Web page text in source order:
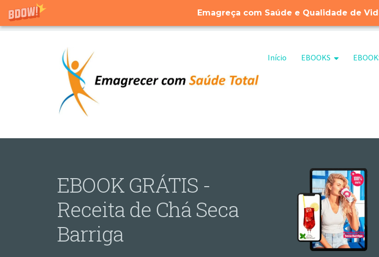
Emagreça com Saúde e Qualidade de
Pular para o conteúdo
Início EBOOKS
EBOOK GRÁTIS -
Receita de Chá Seca
Barriga